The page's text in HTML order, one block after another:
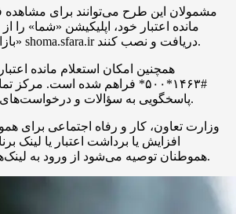
مشمولان این طرح می‌توانند برای مشاهده
مانده اعتبار خود، اپلیکیشن «شما» را
«بازار»، «مایکت» و سایت shoma.sfara.ir دریافت و نصب کنند.
همچنین امکان استعلام مانده
پاسخگویی به سؤالات و درخواست‌های مشمولان طرح است.
وزارت تعاون، کار و رفاه اجتماعی برای
افزایش یا برداشت اعتبار یا لینک
هموطنان توصیه می‌شود از ورود به لینک‌های نامعتبر پرهیز کنند.